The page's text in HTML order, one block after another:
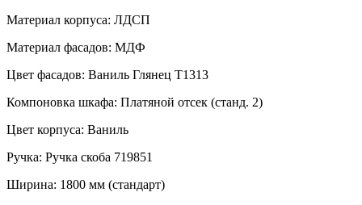
Материал корпуса: ЛДСП
Материал фасадов: МДФ
Цвет фасадов: Ваниль Глянец Т1313
Компоновка шкафа: Платяной отсек (станд. 2)
Цвет корпуса: Ваниль
Ручка: Ручка скоба 719851
Ширина: 1800 мм (стандарт)